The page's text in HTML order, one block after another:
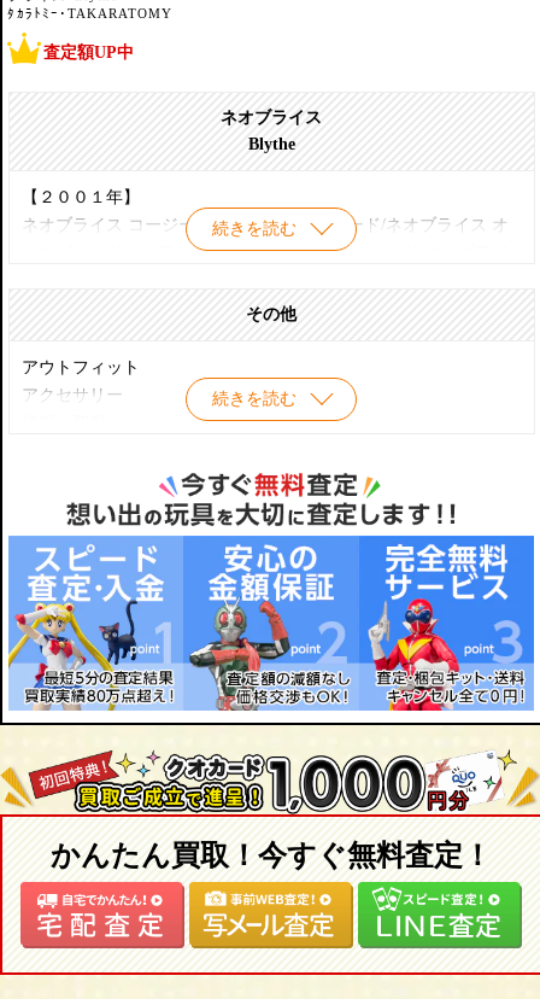
ﾀｶﾗﾄﾐｰ･TAKARATOMY
査定額UP中
ネオブライス
Blythe
続きを読む
【２００１年】
ネオブライス コージーケープインスパイアード/ネオブライス オ
ールゴールドインワン/ネオブライス ロージーレッド/ネオブライ
【２００２年】
ネオブライス ルージュノワール/ネオブライス スケートデート/ネ
オブライス アジアンバタフライ/ネオブライス CWC限定 ピカデリ
ミスアニバーサリー/ネオブライス トイザらス限定 ドッティード
ット/ネオブライス サンデーベスト/ネオブライス アズテックアラ
イバルインスパイアード
【２００３年】
ネオブライス ベリーインスパイアードバイパウワウポンチョ/ネオ
ブライス スペリオールスケート/ネオブライス トイザらス限定
ベリーチェリーベリー/ネオブライス フルーツパンチ/ネオブライ
ス トイザらス限定 ファンシーパンジー/ネオブライス ラブミッシ
ョン/ネオブライス CWC限定 コートニーテズバイナイキ/ネオブラ
イス ボヘミアンビーツアゲイン/ネオブライス ディスコブギー/ネ
オブライス ティーフォートゥー/ネオブライス エクセレントハリ
ウッド/ネオブライス トイザらス限定 チェリーベリー/ネオブライ
【２００４年】
ネオブライス CWC限定 リルハートブライス/ネオブライス CWC限
定 ミトン バイブライス/ネオブライス グルーヴィーグルーヴ/ネオ
ブライス サムディマルシェ/ネオブライス マドモアゼルローズバ
その他
続きを読む
アウトフィット
アクセサリー
家具 などドールアイテムを高価買取致します！
ブライス/Blythe買取のことならおもちゃ買取専門店ジョニージョ
イにお任せください！
1点1点大切に査定し、お迎えいたします！
かんたん買取！今すぐ無料査定！